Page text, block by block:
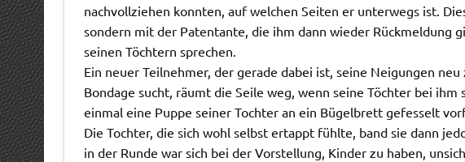
nachvollziehen konnten, auf welchen Seiten er unterwegs ist.
sondern mit der Patentante, die ihm dann wieder Rückmeldung
seinen Töchtern sprechen.
Ein neuer Teilnehmer, der gerade dabei ist, seine Neigungen
Bondage sucht, räumt die Seile weg, wenn seine Töchter bei ihm
einmal eine Puppe seiner Tochter an ein Bügelbrett gefesselt
Die Tochter, die sich wohl selbst ertappt fühlte, band sie dann
in der Runde war sich bei der Vorstellung, Kinder zu haben,